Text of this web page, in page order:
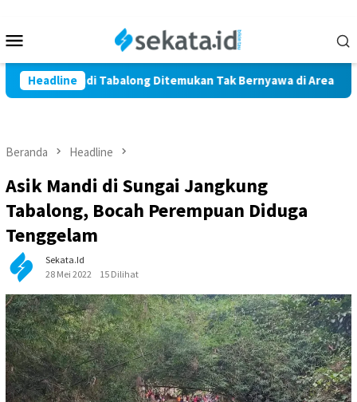
konten
Mobile
Headline
Marindi Tabalong Ditemukan Tak Bernyawa di Area
Beranda Headline
Asik Mandi di Sungai Jangkung
Tabalong, Bocah Perempuan Diduga
Tenggelam
Sekata.id
28 Mei 2022
15 Dilihat